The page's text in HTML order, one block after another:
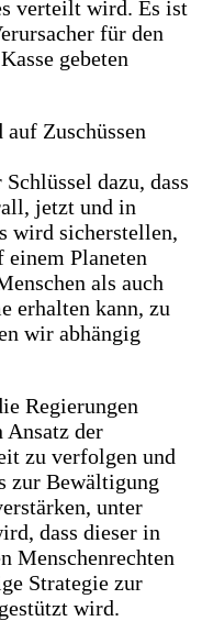
verteilt wird. Es ist
für den
gebeten
Zuschüssen
dazu, dass
jetzt und in
wird sicherstellen,
einem Planeten
als auch
erhalten kann, zu
wir abhängig
Regierungen
Ansatz der
zu verfolgen und
zur Bewältigung
unter
dass dieser in
Menschenrechten
Strategie zur
wird.